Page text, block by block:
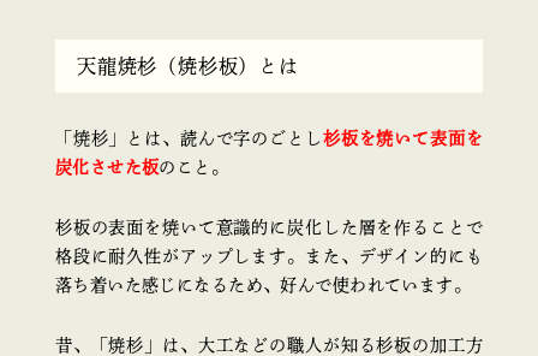
天龍焼杉（焼杉板）とは
「焼杉」とは、読んで字のごとし杉板を焼いて表面を
炭化させた板のこと。
杉板の表面を焼いて意識的に炭化した層を作ることで
格段に耐久性がアップします。また、デザイン的にも
落ち着いた感じになるため、好んで使われています。
昔、「焼杉」は、大工などの職人が知る杉板の加工方